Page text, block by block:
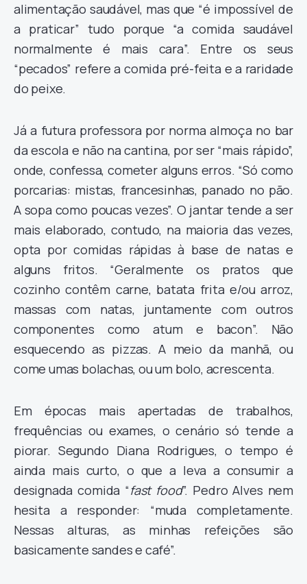
alimentação saudável, mas que “é impossível de
a praticar” tudo porque “a comida saudável
normalmente é mais cara”. Entre os seus
“pecados” refere a comida pré-feita e a raridade
do peixe.
Já a futura professora por norma almoça no bar
da escola e não na cantina, por ser “mais rápido”,
onde, confessa, cometer alguns erros. “Só como
porcarias: mistas, francesinhas, panado no pão.
A sopa como poucas vezes”. O jantar tende a ser
mais elaborado, contudo, na maioria das vezes,
opta por comidas rápidas à base de natas e
alguns fritos. “Geralmente os pratos que
cozinho contêm carne, batata frita e/ou arroz,
massas com natas, juntamente com outros
componentes como atum e bacon”. Não
esquecendo as pizzas. A meio da manhã, ou
come umas bolachas, ou um bolo, acrescenta.
Em épocas mais apertadas de trabalhos,
frequências ou exames, o cenário só tende a
piorar. Segundo Diana Rodrigues, o tempo é
ainda mais curto, o que a leva a consumir a
designada comida “fast food”. Pedro Alves nem
hesita a responder: “muda completamente.
Nessas alturas, as minhas refeições são
basicamente sandes e café”.